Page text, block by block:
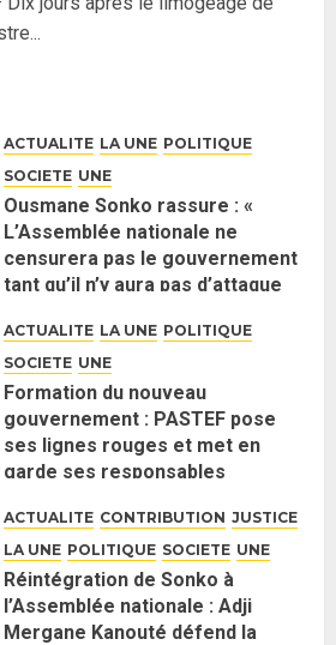
ACTUALITE LA UNE POLITIQUE
SOCIETE UNE
Ousmane Sonko rassure : «
L’Assemblée nationale ne
censurera pas le gouvernement
tant qu’il n’y aura pas d’attaque
2 JUIN 2026 0
ACTUALITE LA UNE POLITIQUE
SOCIETE UNE
Formation du nouveau
gouvernement : PASTEF pose
ses lignes rouges et met en
garde ses responsables
ACTUALITE CONTRIBUTION JUSTICE
LA UNE POLITIQUE SOCIETE UNE
Réintégration de Sonko à
l’Assemblée nationale : Adji
Mergane Kanouté défend la